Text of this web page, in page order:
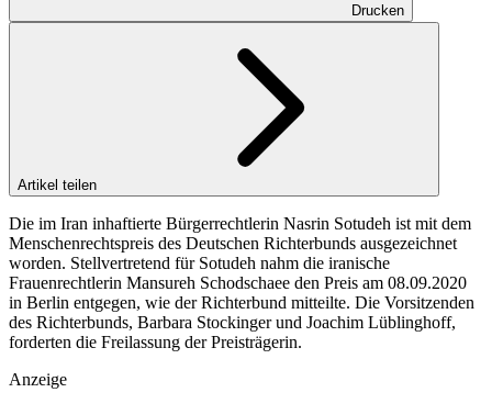
Drucken
Artikel teilen
Die im Iran inhaftierte Bürgerrechtlerin Nasrin Sotudeh ist mit dem
Menschenrechtspreis des Deutschen Richterbunds ausgezeichnet
worden. Stellvertretend für Sotudeh nahm die iranische
Frauenrechtlerin Mansureh Schodschaee den Preis am 08.09.2020
in Berlin entgegen, wie der Richterbund mitteilte. Die Vorsitzenden
des Richterbunds, Barbara Stockinger und Joachim Lüblinghoff,
forderten die Freilassung der Preisträgerin.
Anzeige